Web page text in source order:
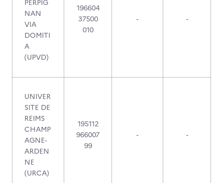
PERPIG
NAN
VIA
DOMITI
A
(UPVD)
196604
37500
010
- -
UNIVER
SITE DE
REIMS
CHAMP
AGNE-
ARDEN
NE
(URCA)
195112
966007
99
- -